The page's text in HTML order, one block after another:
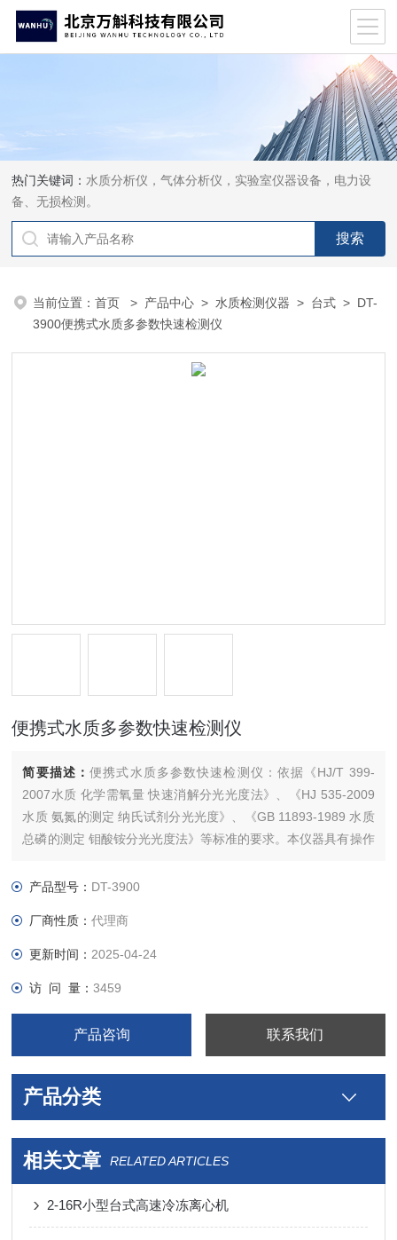
热门关键词： 水质分析仪，气体分析仪，实验室仪器设备，电力设
备、无损检测。
当前位置：首页 > 产品中心 > 水质检测仪器 > 台式 > DT-
3900便携式水质多参数快速检测仪
便携式水质多参数快速检测仪
简要描述：便携式水质多参数快速检测仪：依据《HJ/T 399-
2007水质 化学需氧量 快速消解分光光度法》、《HJ 535-2009
水质 氨氮的测定 纳氏试剂分光光度》、《GB 11893-1989 水质
总磷的测定 钼酸铵分光光度法》等标准的要求。本仪器具有操作
术、可浓度直读、显示曲线、图表等。
产品型号： DT-3900
厂商性质：代理商
更新时间： 2025-04-24
访 问 量：3459
产品咨询 联系我们
产品分类
相关文章 RELATED ARTICLES
2-16R小型台式高速冷冻离心机